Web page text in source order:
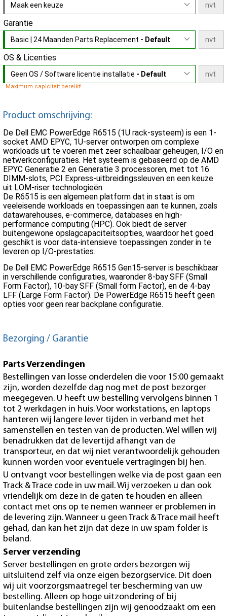
Maak een keuze
Garantie
Basic | 24 Maanden Parts Replacement - Default
OS & Licenties
Geen OS / Software licentie installatie - Default
Maximum capiciteit bereikt!
Product omschrijving:
De Dell EMC PowerEdge R6515 (1U rack-systeem) is een 1-
socket AMD EPYC, 1U-server ontworpen om complexe
workloads uit te voeren met zeer schaalbaar geheugen, I/O en
netwerkconfiguraties. Het systeem is gebaseerd op de AMD
EPYC Generatie 2 en Generatie 3 processoren, met tot 16
DIMM-slots, PCI Express-uitbreidingssleuven en een keuze
uit LOM-riser technologieën.
De R6515 is een algemeen platform dat in staat is om
veeleisende workloads en toepassingen aan te kunnen, zoals
datawarehouses, e-commerce, databases en high-
performance computing (HPC). Ook biedt de server
buitengewone opslagcapaciteitsopties, waardoor het goed
geschikt is voor data-intensieve toepassingen zonder in te
leveren op I/O-prestaties.
De Dell EMC PowerEdge R6515 Gen15-server is beschikbaar
in verschillende configuraties, waaronder 8-bay SFF (Small
Form Factor), 10-bay SFF (Small form Factor), en de 4-bay
LFF (Large Form Factor). De PowerEdge R6515 heeft geen
opties voor geen rear backplane configuratie.
Bezorging / Garantie
Parts Verzendingen
Bestellingen van losse onderdelen die voor 15:00 gemaakt
zijn, worden dezelfde dag nog met de post bezorger
meegegeven. U heeft uw bestelling vervolgens binnen 1
tot 2 werkdagen in huis. Voor workstations, en laptops
hanteren wij langere lever tijden in verband met het
samenstellen en testen van de producten. Wel willen wij
benadrukken dat de levertijd afhangt van de
transporteur, en dat wij niet verantwoordelijk gehouden
kunnen worden voor eventuele vertragingen bij hen.
U ontvangt voor bestellingen welke via de post gaan een
Track & Trace code in uw mail. Wij verzoeken u dan ook
vriendelijk om deze in de gaten te houden en alleen
contact met ons op te nemen wanneer er problemen in
de levering zijn. Wanneer u geen Track & Trace mail heeft
gehad, dan kan het zijn dat deze in uw spam folder is
beland.
Server verzending
Server bestellingen en grote orders bezorgen wij
uitsluitend zelf via onze eigen bezorgservice. Dit doen
wij uit voorzorgsmaatregel ter bescherming van uw
bestelling. Alleen op hoge uitzondering of bij
buitenlandse bestellingen zijn wij genoodzaakt om een